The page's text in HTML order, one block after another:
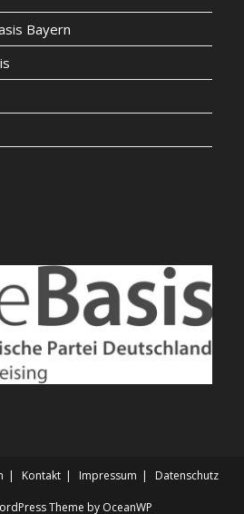
Bayern
Kontakt Impressum Datenschutz
Theme by OceanWP